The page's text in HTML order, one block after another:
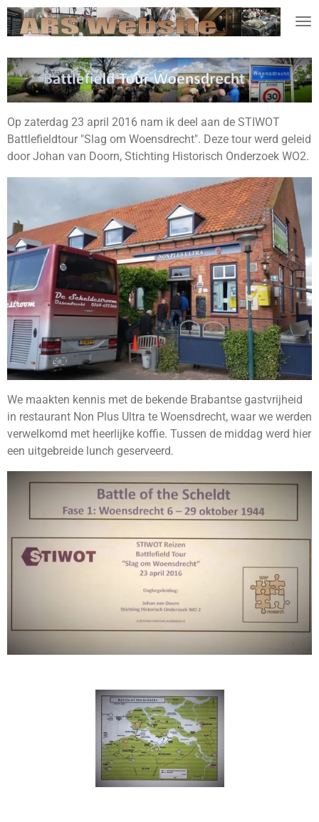
Ga
direct
de
hoofdinhoud
Op zaterdag 23 april 2016 nam ik deel aan de STIWOT
Battlefieldtour "Slag om Woensdrecht". Deze tour werd geleid
door Johan van Doorn, Stichting Historisch Onderzoek WO2.
We maakten kennis met de bekende Brabantse gastvrijheid
in restaurant Non Plus Ultra te Woensdrecht, waar we werden
verwelkomd met heerlijke koffie. Tussen de middag werd hier
een uitgebreide lunch geserveerd.